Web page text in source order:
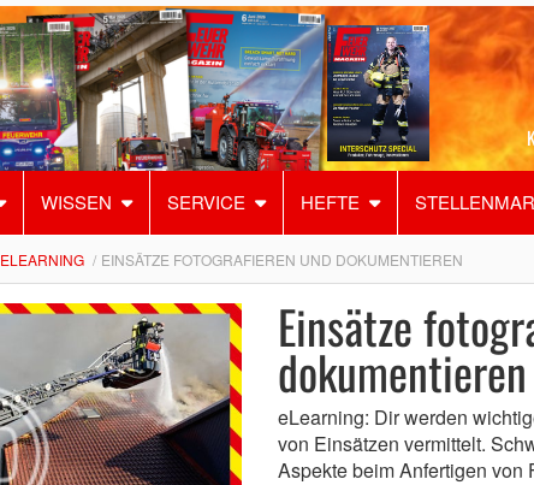
WISSEN SERVICE HEFTE
ELEARNING EINSÄTZE FOTOGRAFIEREN UND DOKUMENTIEREN
Einsätze
dokumentieren
eLearning: Dir werden
von Einsätzen vermittelt.
Aspekte beim Anfertigen von